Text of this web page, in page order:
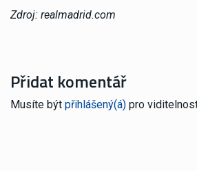
Zdroj: realmadrid.com
Přidat komentář
Musíte být přihlášený(á) pro